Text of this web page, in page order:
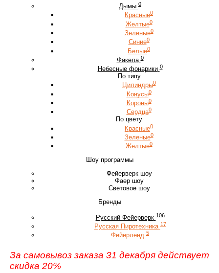
Дымы 0
Красные0
Желтые0
Зеленые0
Синие0
Белые0
Факела 0
Небесные фонарики 0
По типу
Цилиндры0
Конусы0
Короны0
Сердца0
По цвету
Красные0
Зеленые0
Желтые0
Шоу программы
Фейерверк шоу
Фаер шоу
Световое шоу
Бренды
Русский Фейерверк 106
Русская Пиротехника 17
Фейерленд 5
За самовывоз заказа 31 декабря действует
скидка 20%